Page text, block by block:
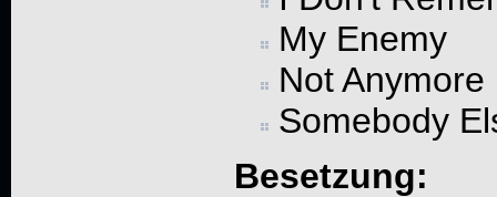
My Enemy
Not Anymore
Somebody
Besetzung: